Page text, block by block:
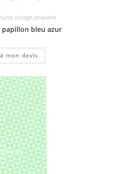
tissage jacquard
papillon bleu azur
mon devis